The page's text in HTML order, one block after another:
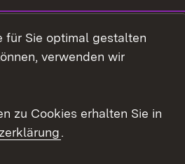
für Sie optimal gestalten
verwenden wir
zu Cookies erhalten Sie in
.